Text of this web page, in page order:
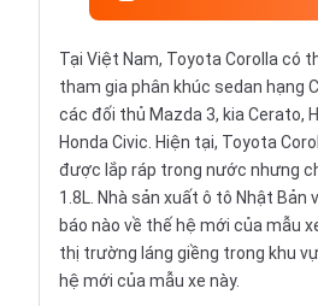
Tại Việt Nam, Toyota Corolla có
tham gia phân khúc sedan hạng
các đối thủ Mazda 3, kia Cerato,
Honda Civic. Hiện tại, Toyota
được lắp ráp trong nước nhưng
1.8L. Nhà sản xuất ô tô Nhật Bản
báo nào về thế hệ mới của mẫu
thị trường láng giềng trong khu
hệ mới của mẫu xe này.